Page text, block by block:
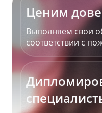
Ценим
Выполняем свои
соответствии с